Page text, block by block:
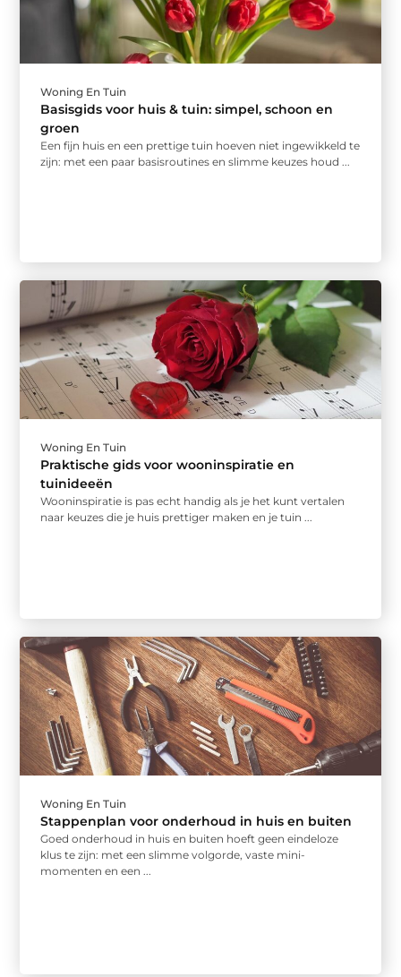
Woning En Tuin
Basisgids voor huis & tuin: simpel, schoon en
groen
Een fijn huis en een prettige tuin hoeven niet ingewikkeld te
zijn: met een paar basisroutines en slimme keuzes houd ...
Woning En Tuin
Praktische gids voor wooninspiratie en
tuinideeën
Wooninspiratie is pas echt handig als je het kunt vertalen
naar keuzes die je huis prettiger maken en je tuin ...
Woning En Tuin
Stappenplan voor onderhoud in huis en buiten
Goed onderhoud in huis en buiten hoeft geen eindeloze
klus te zijn: met een slimme volgorde, vaste mini-
momenten en een ...